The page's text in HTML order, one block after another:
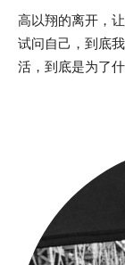
高以翔的离开，
试问自己，到底
活，到底是为了